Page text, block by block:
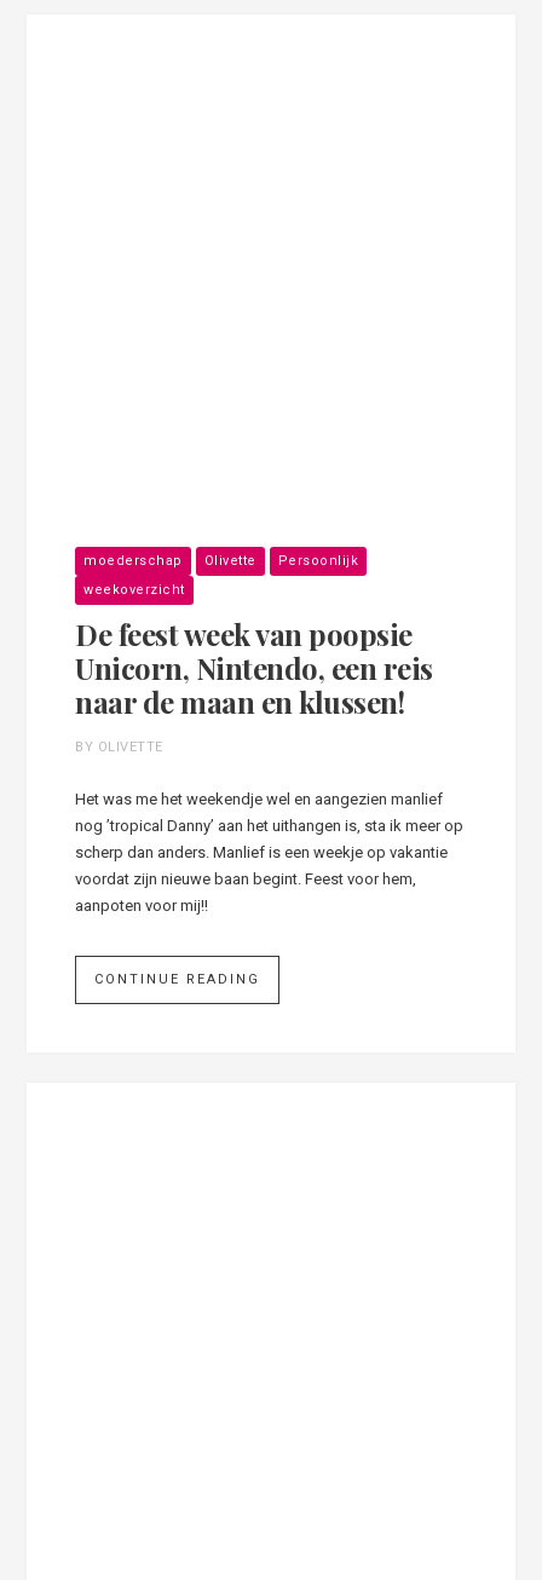
moederschap Olivette
Persoonlijk
weekoverzicht
De feest week van poopsie
Unicorn, Nintendo, een reis
naar de maan en klussen!
BY OLIVETTE
Het was me het weekendje wel en aangezien manlief
nog ’tropical Danny’ aan het uithangen is, sta ik meer op
scherp dan anders. Manlief is een weekje op vakantie
voordat zijn nieuwe baan begint. Feest voor hem,
aanpoten voor mij!!
CONTINUE READING